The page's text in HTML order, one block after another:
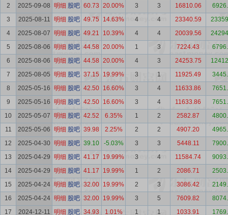
2
2025-09-08 明细 股吧 60.73 20.00% 3 3 16810.06
3
2025-08-11 明细 股吧 49.75 14.63% 4 4 23340.59
4
2025-08-07 明细 股吧 49.21 10.39% 4 4 20039.56
5
2025-08-06 明细 股吧 44.58 20.00% 1 3 7224.43
6
2025-08-06 明细 股吧 44.58 20.00% 4 3 24253.75
7
2025-08-05 明细 股吧 37.15 19.99% 3 1 11925.49
8
2025-05-16 明细 股吧 42.50 16.60% 3 4 11633.86
9
2025-05-16 明细 股吧 42.50 16.60% 3 4 11633.86
10
2025-05-07 明细 股吧 42.52 6.35% 1 2 2582.87
11
2025-05-06 明细 股吧 39.98 2.25% 2 2 4907.20
12
2025-04-30 明细 股吧 39.10 -5.03% 3 3 5448.11
13
2025-04-29 明细 股吧 41.17 19.99% 3 4 11584.74
14
2025-04-29 明细 股吧 41.17 19.99% 1 2 2086.71
15
2025-04-24 明细 股吧 32.00 19.99% 2 3 3086.42
16
2025-04-24 明细 股吧 32.00 19.99% 3 5 7609.82
17
2024-12-11 明细 股吧 34.93 1.01% 1 1 1033.91